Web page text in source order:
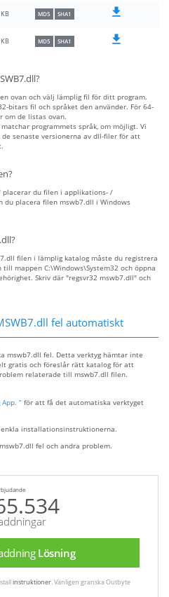
MD5 SHA1
MD5 SHA1
ovan och välj lämplig fil för ditt program.
bitars fil och språket den använder. För 64-
om de listas ovan.
programmets språk, om möjligt. Vi
senaste versionerna av dll-filer för att
placerar du filen i applikations- /
placera filen mswb7.dll i Windows
filen i lämplig katalog måste du registrera
mappen C:\Windows\System32 och öppna
Skriv där "regsvr32 mswb7.dll" och
fel automatiskt
mswb7.dll fel. Detta verktyg hämtar inte
gratis och föreslår rätt katalog för att
relaterade till mswb7.dll filen.
” för att få det automatiska verktyget
installationsinstruktionerna.
fel och andra problem.
Lösning
instruktioner. Vänligen granska Outbyte